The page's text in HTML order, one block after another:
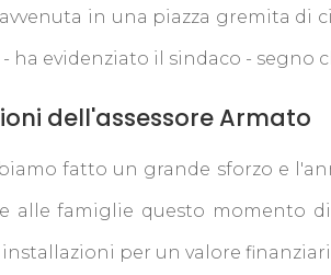
in una piazza gremita di
ha evidenziato il sindaco - segno
dell'assessore Armato
fatto un grande sforzo e
alle famiglie questo momento
per un valore